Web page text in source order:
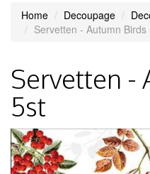
Home Decoupage
Servetten - Autumn Birds
Servetten -
5st